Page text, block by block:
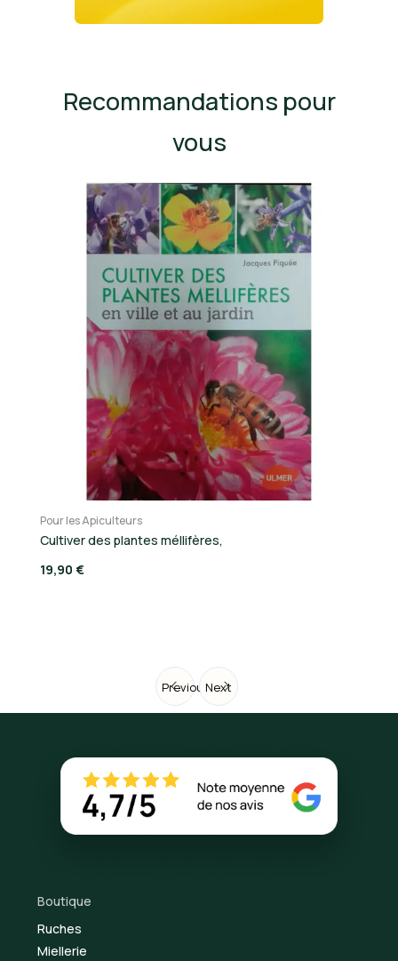
Recommandations pour
vous
Previous
Pour les Apiculteurs
Cultiver des plantes méllifères,
19,90 €
Next
Boutique
Ruches
Miellerie